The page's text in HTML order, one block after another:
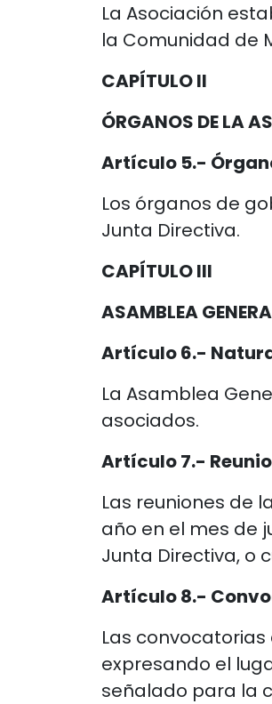
La Asociación
la Comunidad de
CAPÍTULO II
ÓRGANOS DE LA
Artículo 5.-
Los órganos de
Junta Directiva.
CAPÍTULO III
ASAMBLEA
Artículo 6.-
La Asamblea
asociados.
Artículo 7.-
Las reuniones de
año en el mes de
Junta Directiva, o
Artículo 8.-
Las
expresando el
señalado para la